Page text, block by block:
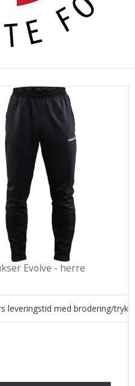
Evolve - herre
leveringstid med brodering/tryk